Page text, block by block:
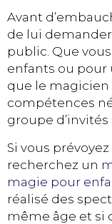
Avant
de lui demander
public. Que
enfants ou pour
que le magicien
compétences
groupe
Si vous
recherchez un
magie pour
réalisé des
même âge et si